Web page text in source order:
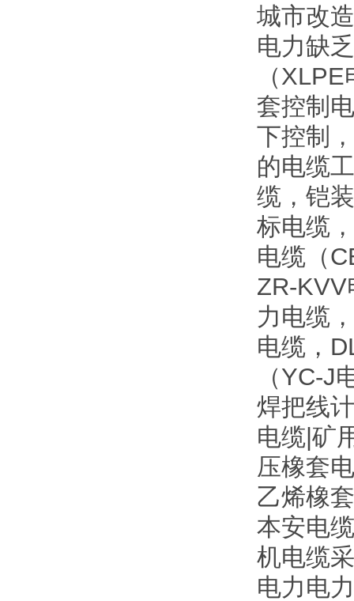
城市改
电力缺
（
套控制
下控制
的电缆
缆，铠
标电缆
电缆（
ZR-
力电缆
电缆，
（YC-
焊把线
电缆|矿
压橡套
乙烯橡
本安电
机电缆
电力电